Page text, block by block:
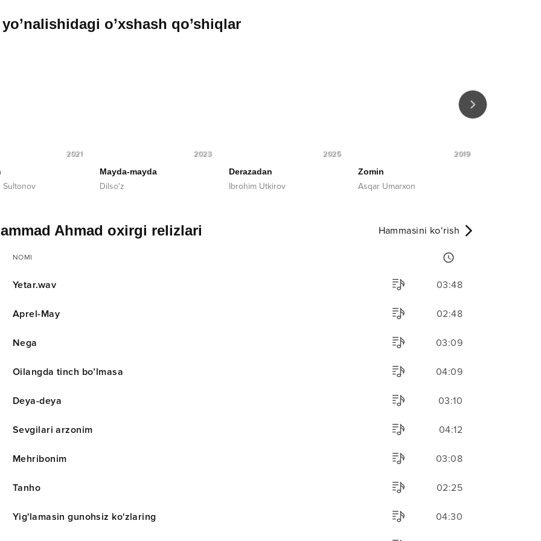
yo’nalishidagi o’xshash qo’shiqlar
2021
Sultonov
2023
Mayda-mayda
Dilso'z
2025
Derazadan
Ibrohim Utkirov
2019
Zomin
Asqar Umarxon
Ahmad oxirgi relizlari Hammasini ko‘rish
NOMI
Yetar.wav 03:48
Aprel-May 02:48
Nega 03:09
Oilangda tinch bo’lmasa 04:09
Deya-deya 03:10
Sevgilari arzonim 04:12
Mehribonim 03:08
Tanho 02:25
Yig'lamasin gunohsiz ko'zlaring 04:30